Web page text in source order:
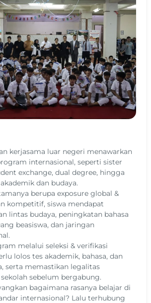
kerjasama luar negeri menawarkan
internasional, seperti sister
exchange, dual degree, hingga
dan budaya.
berupa exposure global &
kompetitif, siswa mendapat
lintas budaya, peningkatan bahasa
beasiswa, dan jaringan
melalui seleksi & verifikasi
lolos tes akademik, bahasa, dan
serta memastikan legalitas
sebelum bergabung.
bagaimana rasanya belajar di
internasional? Lalu terhubung